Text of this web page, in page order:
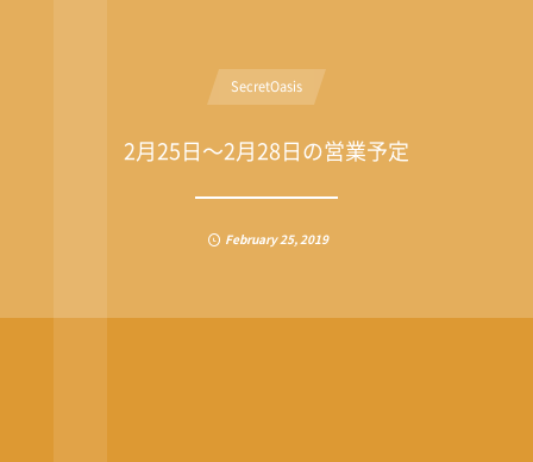
SecretOasis
2月25日〜2月28日の営業予定
February25,2019